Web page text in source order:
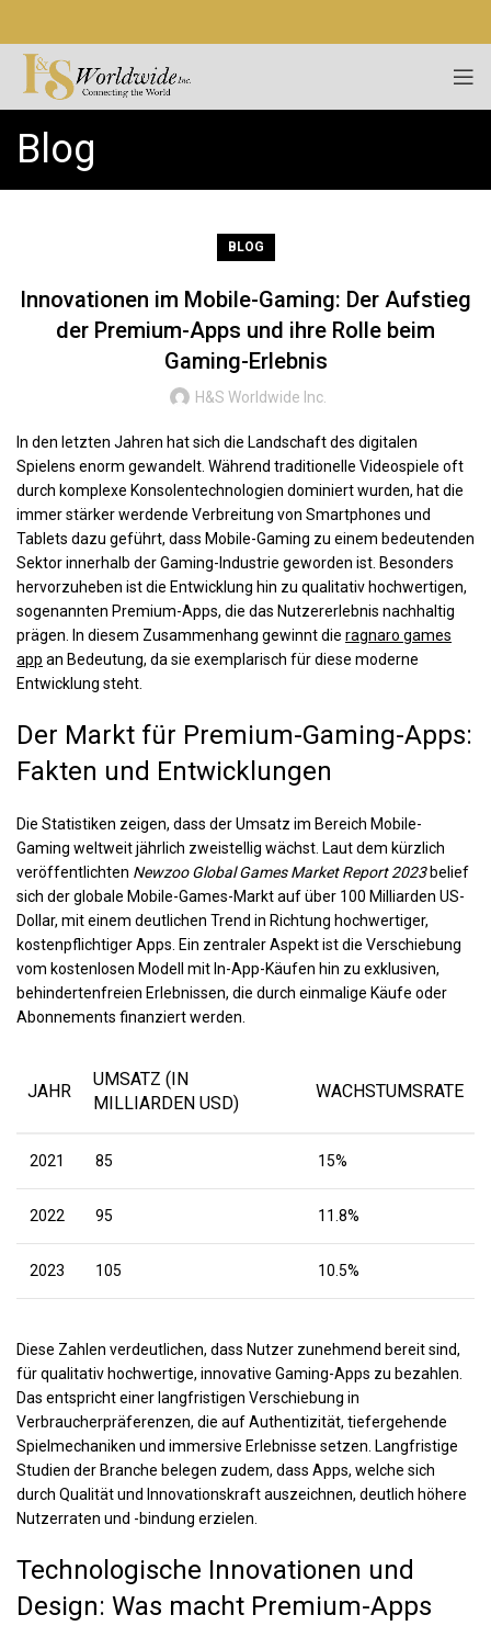
Blog
BLOG
Innovationen im Mobile-Gaming: Der Aufstieg
der Premium-Apps und ihre Rolle beim
Gaming-Erlebnis
H&S Worldwide Inc.
In den letzten Jahren hat sich die Landschaft des digitalen
Spielens enorm gewandelt. Während traditionelle Videospiele oft
durch komplexe Konsolentechnologien dominiert wurden, hat die
immer stärker werdende Verbreitung von Smartphones und
Tablets dazu geführt, dass Mobile-Gaming zu einem bedeutenden
Sektor innerhalb der Gaming-Industrie geworden ist. Besonders
hervorzuheben ist die Entwicklung hin zu qualitativ hochwertigen,
sogenannten Premium-Apps, die das Nutzererlebnis nachhaltig
prägen. In diesem Zusammenhang gewinnt die ragnaro games
app an Bedeutung, da sie exemplarisch für diese moderne
Entwicklung steht.
Der Markt für Premium-Gaming-Apps:
Fakten und Entwicklungen
Die Statistiken zeigen, dass der Umsatz im Bereich Mobile-
Gaming weltweit jährlich zweistellig wächst. Laut dem kürzlich
veröffentlichten Newzoo Global Games Market Report 2023belief
sich der globale Mobile-Games-Markt auf über 100 Milliarden US-
Dollar, mit einem deutlichen Trend in Richtung hochwertiger,
kostenpflichtiger Apps. Ein zentraler Aspekt ist die Verschiebung
vom kostenlosen Modell mit In-App-Käufen hin zu exklusiven,
behindertenfreien Erlebnissen, die durch einmalige Käufe oder
Abonnements finanziert werden.
JAHR
UMSATZ (IN
MILLIARDEN USD)
WACHSTUMSRATE
2021 85 15%
2022 95 11.8%
2023 105 10.5%
Diese Zahlen verdeutlichen, dass Nutzer zunehmend bereit sind,
für qualitativ hochwertige, innovative Gaming-Apps zu bezahlen.
Das entspricht einer langfristigen Verschiebung in
Verbraucherpräferenzen, die auf Authentizität, tiefergehende
Spielmechaniken und immersive Erlebnisse setzen. Langfristige
Studien der Branche belegen zudem, dass Apps, welche sich
durch Qualität und Innovationskraft auszeichnen, deutlich höhere
Nutzerraten und -bindung erzielen.
Technologische Innovationen und
Design: Was macht Premium-Apps